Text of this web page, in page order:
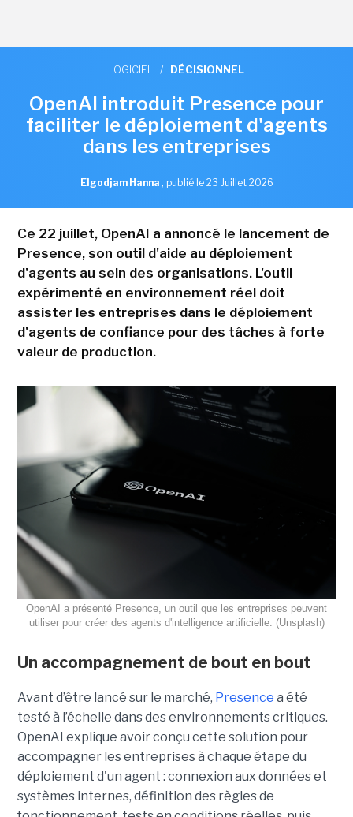
LOGICIEL / DÉCISIONNEL
OpenAI introduit Presence pour
faciliter le déploiement d'agents
dans les entreprises
Elgodjam Hanna , publié le 23 Juillet 2026
Ce 22 juillet, OpenAI a annoncé le lancement de
Presence, son outil d'aide au déploiement
d'agents au sein des organisations. L'outil
expérimenté en environnement réel doit
assister les entreprises dans le déploiement
d'agents de confiance pour des tâches à forte
valeur de production.
OpenAI a présenté Presence, un outil que les entreprises peuvent
utiliser pour créer des agents d'intelligence artificielle. (Unsplash)
Un accompagnement de bout en bout
Avant d’être lancé sur le marché, Presence a été
testé à l’échelle dans des environnements critiques.
OpenAI explique avoir conçu cette solution pour
accompagner les entreprises à chaque étape du
déploiement d'un agent : connexion aux données et
systèmes internes, définition des règles de